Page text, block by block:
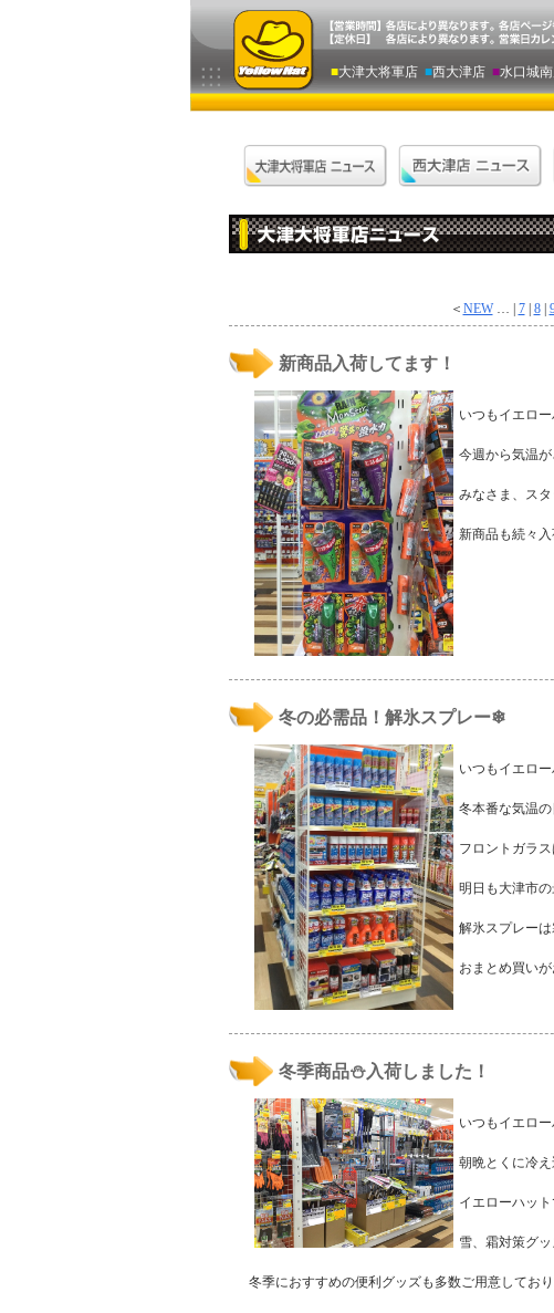
■大津大将軍店 ■西大津店 ■水口城
＜ NEW… | 7| 8|
新商品入荷してます！
いつもイエロ
今週から気温
みなさま、ス
新商品も続々
冬の必需品！解氷スプレー❄
いつもイエロ
冬本番な気温
フロントガラ
明日も大津市
解氷スプレー
おまとめ買い
冬季商品⛄入荷しました！
いつもイエロ
朝晩とくに冷
イエローハッ
雪、霜対策グ
冬季におすすめの便利グッズも多数ご用意してお